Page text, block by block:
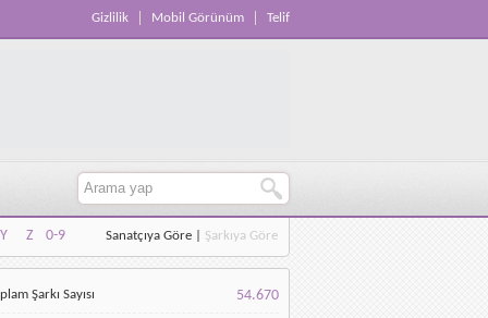
Gizlilik Mobil Görünüm Telif
Y Z
0-9
Y Z 0-9
Sanatçıya Göre Şarkıya Göre
Şarkı Sayısı 54.670